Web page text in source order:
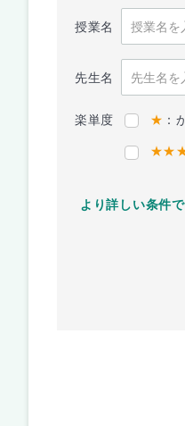
授業名
先生名
楽単度 ★ ：
より詳しい条件